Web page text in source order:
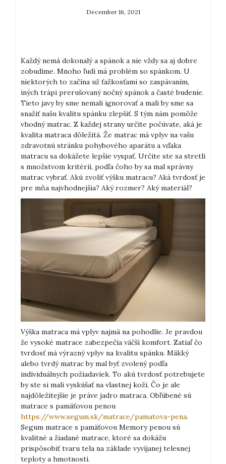
December 16, 2021
Každý nemá dokonalý a spánok a nie vždy sa aj dobre
zobudíme. Mnoho ľudí má problém so spánkom. U
niektorých to začína už ťažkosťami so zaspávaním,
iných trápi prerušovaný nočný spánok a časté budenie.
Tieto javy by sme nemali ignorovať a mali by sme sa
snažiť našu kvalitu spánku zlepšiť. S tým nám pomôže
vhodný matrac. Z každej strany určite počúvate, aká je
kvalita matraca dôležitá. Že matrac má vplyv na vašu
zdravotnú stránku pohybového aparátu a vďaka
matracu sa dokážete lepšie vyspať. Určite ste sa stretli
s množstvom kritérií, podľa čoho by sa mal správny
matrac vybrať. Akú zvoliť výšku matracu? Aká tvrdosť je
pre mňa najvhodnejšia? Aký rozmer? Aký materiál?
Výška matraca má vplyv najmä na pohodlie. Je pravdou
že vysoké matrace zabezpečia väčší komfort. Zatiaľ čo
tvrdosť má výrazný vplyv na kvalitu spánku. Mäkký
alebo tvrdý matrac by mal byť zvolený podľa
individuálnych požiadaviek. To akú tvrdosť potrebujete
by ste si mali vyskúšať na vlastnej koži. Čo je ale
najdôležitejšie je práve jadro matraca. Obľúbené sú
matrace s pamäťovou penou
https://www.segum.sk/matrace/pamatova-pena.
Segum matrace s pamäťovou Memory penou sú
kvalitné a žiadané matrace, ktoré sa dokážu
prispôsobiť tvaru tela na základe vyvíjanej telesnej
teploty a hmotnosti.